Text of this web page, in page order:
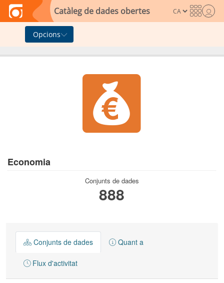
Skip to main content
Catàleg de dades obertes
Opcions
Economia
Conjunts de dades
888
Conjunts de dades Quant a
Flux d'activitat